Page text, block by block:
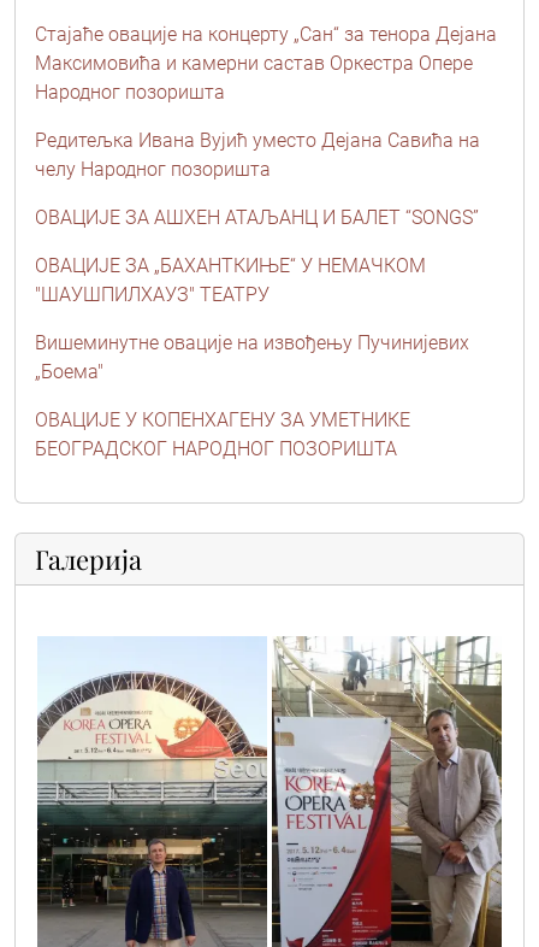
Стајаће овације на концерту „Сан“ за тенора Дејана
Максимовића и камерни састав Oркестра Опере
Народног позоришта
Редитељка Ивана Вујић уместо Дејана Савића на
челу Народног позоришта
ОВАЦИЈЕ ЗА АШХЕН АТАЉАНЦ И БАЛЕТ “SONGS”
ОВАЦИЈЕ ЗА „БАХАНТКИЊЕ“ У НЕМАЧКОМ
"ШАУШПИЛХАУЗ" ТЕАТРУ
Вишеминутне овације на извођењу Пучинијевих
„Боема"
ОВАЦИЈЕ У КОПЕНХАГЕНУ ЗА УМЕТНИКЕ
БЕОГРАДСКОГ НАРОДНОГ ПОЗОРИШТА
Галерија
4 5